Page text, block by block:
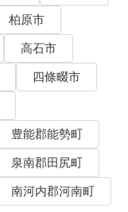
柏原市
高石市
四條畷市
豊能郡能勢町
泉南郡田尻町
南河内郡河南町